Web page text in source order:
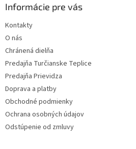
Informácie pre vás
Kontakty
O nás
Chránená dielňa
Predajňa Turčianske Teplice
Predajňa Prievidza
Doprava a platby
Obchodné podmienky
Ochrana osobných údajov
Odstúpenie od zmluvy